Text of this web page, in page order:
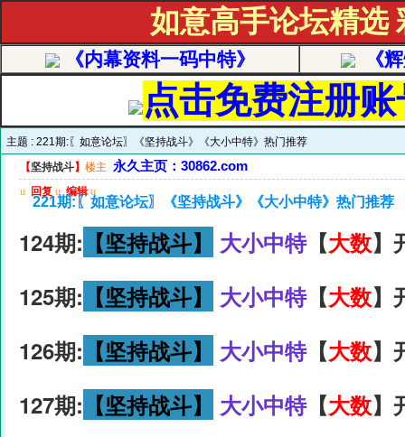
如意高手论坛精
《内幕资料一码中特》 《
点击免费注册
主题 : 221期:〖如意论坛〗《坚持战斗》《大小中特》热门推荐
【坚持战斗】 楼主 永久主页：30862.com
u 回复 u 编辑 u
221期:〖如意论坛〗《坚持战斗》《大小中特》热门推荐
124期: 【坚持战斗】 大小中特【大数】
125期: 【坚持战斗】 大小中特【大数】
126期: 【坚持战斗】 大小中特【大数】
127期: 【坚持战斗】 大小中特【大数】